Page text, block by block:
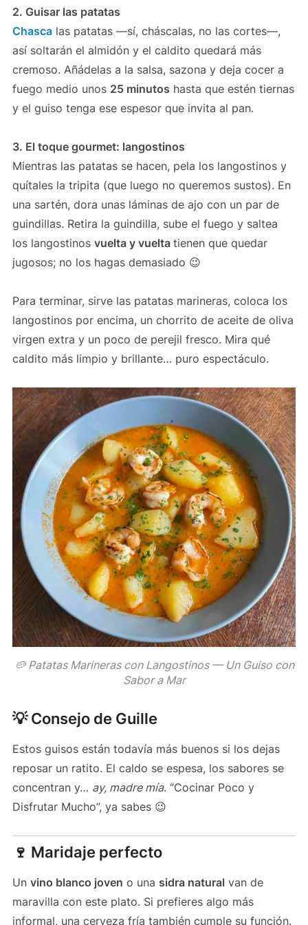
2. Guisar las patatas
Chascalas patatas —sí, cháscalas, no las cortes—,
así soltarán el almidón y el caldito quedará más
cremoso. Añádelas a la salsa, sazona y deja cocer a
fuego medio unos 25 minutos hasta que estén tiernas
y el guiso tenga ese espesor que invita al pan.
3. El toque gourmet: langostinos
Mientras las patatas se hacen, pela los langostinos y
quítales la tripita (que luego no queremos sustos). En
una sartén, dora unas láminas de ajo con un par de
guindillas. Retira la guindilla, sube el fuego y saltea
los langostinos vuelta y vuelta tienen que quedar
jugosos; no los hagas demasiado 😉
Para terminar, sirve las patatas marineras, coloca los
langostinos por encima, un chorrito de aceite de oliva
virgen extra y un poco de perejil fresco. Mira qué
caldito más limpio y brillante… puro espectáculo.
🥔 Patatas Marineras con Langostinos — Un Guiso con
Sabor a Mar
💡 Consejo de Guille
Estos guisos están todavía más buenos si los dejas
reposar un ratito. El caldo se espesa, los sabores se
concentran y… ay, madre mía. “Cocinar Poco y
Disfrutar Mucho”, ya sabes 😉
🍷 Maridaje perfecto
Un vino blanco joven o una sidra natural van de
maravilla con este plato. Si prefieres algo más
informal, una cerveza fría también cumple su función.